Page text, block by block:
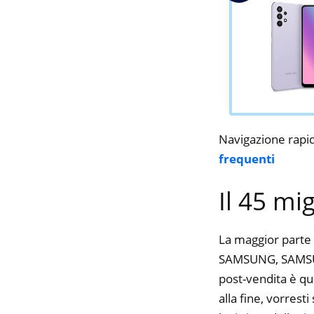
Navigazione
frequenti
Il 45
La maggior
SAMSUNG,
post-vendita è
alla fine, vorresti